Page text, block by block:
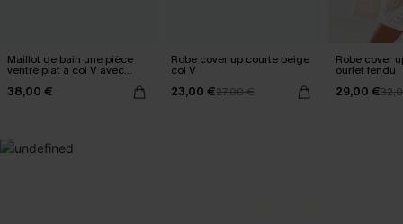
Maillot de bain une pièce
ventre plat à col V avec
38,00 €
Robe cover up courte beige
col V
23,00 €27,00 €
Robe cover
ourlet fendu
29,00 €